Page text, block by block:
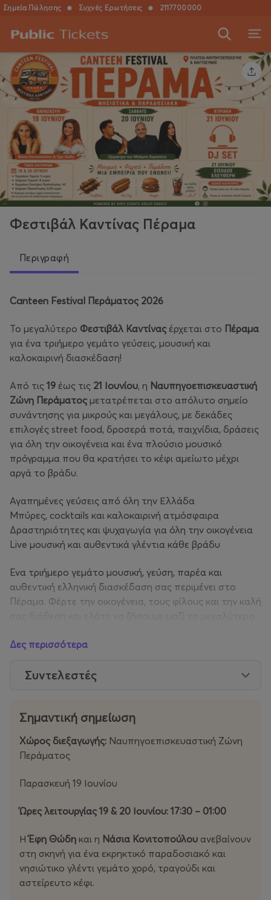
Σημεία Πώλησης ● Συχνές Ερωτήσεις ● 2117700000
Φεστιβάλ Καντίνας Πέρaμα
Περιγραφή
Canteen Festival Περάματος 2026
Το μεγαλύτερο Φεστιβάλ Καντίνας έρχεται στο Πέραμα
για ένα τριήμερο γεμάτο γεύσεις, μουσική και
καλοκαιρινή διασκέδαση!
Από τις 19 έως τις 21 Ιουνίου, η Ναυπηγοεπισκευαστική
Ζώνη Περάματος μετατρέπεται στο απόλυτο σημείο
συνάντησης για μικρούς και μεγάλους, με δεκάδες
επιλογές street food, δροσερά ποτά, παιχνίδια, δράσεις
για όλη την οικογένεια και ένα πλούσιο μουσικό
πρόγραμμα που θα κρατήσει το κέφι αμείωτο μέχρι
αργά το βράδυ.
Αγαπημένες γεύσεις από όλη την Ελλάδα
Μπύρες, cocktails και καλοκαιρινή ατμόσφαιρα
Δραστηριότητες και ψυχαγωγία για όλη την οικογένεια
Live μουσική και αυθεντικά γλέντια κάθε βράδυ
Ένα τριήμερο γεμάτο μουσική, γεύση, παρέα και
αυθεντική ελληνική διασκέδαση σας περιμένει στο
Πέραμα. Φέρτε την οικογένεια, τους φίλους και την καλή
Facebook: https://www.facebook.com/canteenfestival
Instagram: https://www.instagram.com/canteen_festival
1DVmNuSEllRHFFRmtJc3J0YwZhcHBfaWQQMjIyMDM5
c4Z-
5dbwPHVCM3xA
Tik Tok: https://www.tiktok.com/@canteen.festival
Δες περισσότερα
Συντελεστές
Σημαντική σημείωση
Χώρος διεξαγωγής: Ναυπηγοεπισκευαστική Ζώνη
Περάματος
Παρασκευή 19 Ιουνίου
Ώρες λειτουργίας 19 & 20 Ιουνίου: 17:30 – 01:00
ΗΈφη Θώδη και η Νάσια Κονιτοπούλου ανεβαίνουν
στη σκηνή για ένα εκρηκτικό παραδοσιακό και
νησιώτικο γλέντι γεμάτο χορό, τραγούδι και
αστείρευτο κέφι.